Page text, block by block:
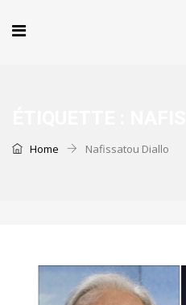
Home Nafissatou Diallo